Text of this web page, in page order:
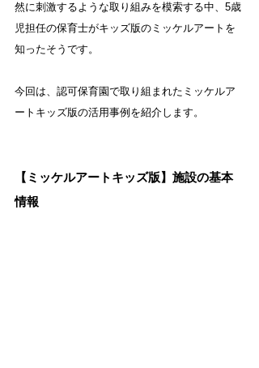
然に刺激するような取り組みを模索する中、 5歳
児担任の保育士がキッズ版のミッケルアートを
知ったそうです。
今回は、認可保育園で取り組まれたミッケルア
ートキッズ版の活用事例を紹介します。
【ミッケルアートキッズ版】施設の基本
情報